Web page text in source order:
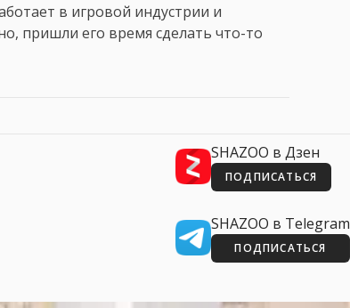
в игровой индустрии и
пришли его время сделать что-то
SHAZOO в Дзен
ПОДПИСАТЬСЯ
SHAZOO в Telegram
ПОДПИСАТЬСЯ